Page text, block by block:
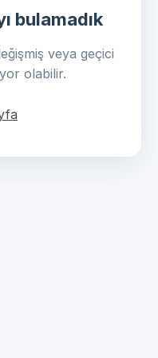
bulamadık
veya geçici
olabilir.